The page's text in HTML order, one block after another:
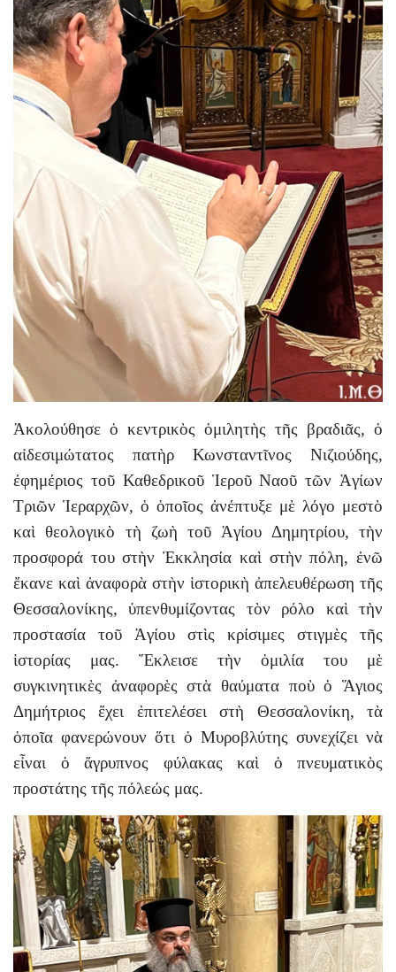
Ἀκολούθησε ὁ κεντρικὸς ὁμιλητὴς τῆς βραδιᾶς, ὁ
αἰδεσιμώτατος πατὴρ Κωνσταντῖνος Νιζιούδης,
ἐφημέριος τοῦ Καθεδρικοῦ Ἱεροῦ Ναοῦ τῶν Ἁγίων
Τριῶν Ἱεραρχῶν, ὁ ὁποῖος ἀνέπτυξε μὲ λόγο μεστὸ
καὶ θεολογικὸ τὴ ζωὴ τοῦ Ἁγίου Δημητρίου, τὴν
προσφορά του στὴν Ἐκκλησία καὶ στὴν πόλη, ἐνῶ
ἔκανε καὶ ἀναφορὰ στὴν ἱστορικὴ ἀπελευθέρωση τῆς
Θεσσαλονίκης, ὑπενθυμίζοντας τὸν ρόλο καὶ τὴν
προστασία τοῦ Ἁγίου στὶς κρίσιμες στιγμὲς τῆς
ἱστορίας μας. Ἔκλεισε τὴν ὁμιλία του μὲ
συγκινητικὲς ἀναφορὲς στὰ θαύματα ποὺ ὁ Ἅγιος
Δημήτριος ἔχει ἐπιτελέσει στὴ Θεσσαλονίκη, τὰ
ὁποῖα φανερώνουν ὅτι ὁ Μυροβλύτης συνεχίζει νὰ
εἶναι ὁ ἄγρυπνος φύλακας καὶ ὁ πνευματικὸς
προστάτης τῆς πόλεώς μας.